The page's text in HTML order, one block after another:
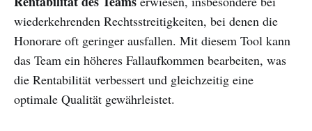
wiederkehrenden Rechtsstreitigkeiten, bei denen die
Honorare oft geringer ausfallen. Mit diesem Tool kann
das Team ein höheres Fallaufkommen bearbeiten, was
die Rentabilität verbessert und gleichzeitig eine
optimale Qualität gewährleistet.